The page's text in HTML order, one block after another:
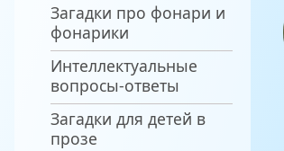
Загадки про фонари и
фонарики
Интеллектуальные
вопросы-ответы
Загадки для детей в
прозе